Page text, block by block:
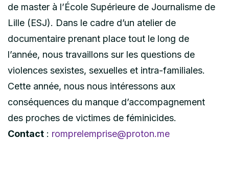
de master à l’École Supérieure de Journalisme de
Lille (ESJ). Dans le cadre d’un atelier de
documentaire prenant place tout le long de
l’année, nous travaillons sur les questions de
violences sexistes, sexuelles et intra-familiales.
Cette année, nous nous intéressons aux
conséquences du manque d’accompagnement
des proches de victimes de féminicides.
Contact : romprelemprise@proton.me